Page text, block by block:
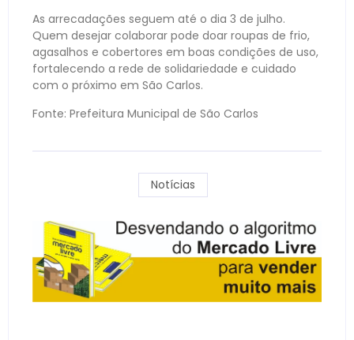
As arrecadações seguem até o dia 3 de julho.
Quem desejar colaborar pode doar roupas de frio,
agasalhos e cobertores em boas condições de uso,
fortalecendo a rede de solidariedade e cuidado
com o próximo em São Carlos.
Fonte: Prefeitura Municipal de São Carlos
Notícias